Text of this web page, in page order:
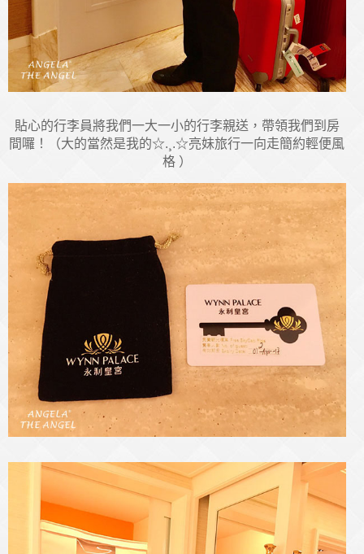
貼心的行李員將我們一大一小的行李親送，帶領我們到房
間囉！（大的當然是我的☆.¸.☆亮妹旅行一向走簡約輕便風
格 ）